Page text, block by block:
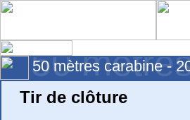
50
50 mètres carabine -
Tir de clôture